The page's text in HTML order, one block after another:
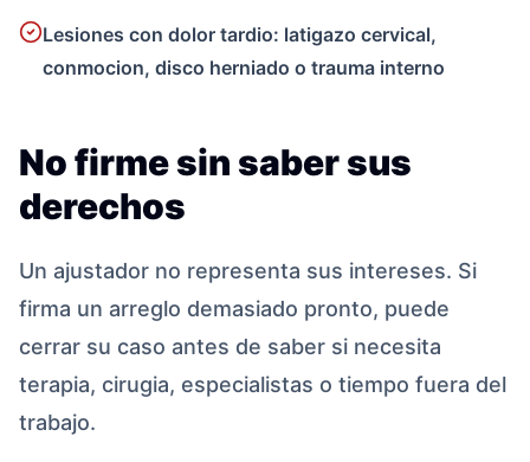
Lesiones con dolor tardio: latigazo cervical,
conmocion, disco herniado o trauma interno
No firme sin saber sus
derechos
Un ajustador no representa sus intereses. Si
firma un arreglo demasiado pronto, puede
cerrar su caso antes de saber si necesita
terapia, cirugia, especialistas o tiempo fuera del
trabajo.